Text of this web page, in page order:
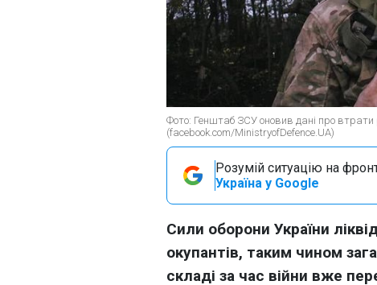
Фото: Генштаб ЗСУ оновив дані про втрати
(facebook.com/MinistryofDefence.UA)
Розумій ситуацію на
Україна у Google
Сили оборони України
окупантів, таким чином
складі за час війни вже